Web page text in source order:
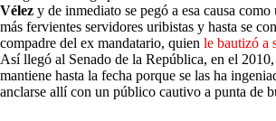
Vélez y de inmediato se pegó a esa causa como
más fervientes servidores uribistas y hasta se
compadre del ex mandatario, quien le bautizó a
Así llegó al Senado de la República, en el 2010,
mantiene hasta la fecha porque se las ha
anclarse allí con un público cautivo a punta de